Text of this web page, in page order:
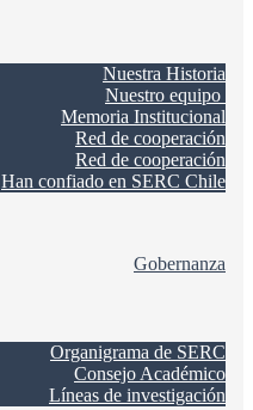
Nuestra Historia
Nuestro equipo
Memoria Institucional
Red de cooperación
Red de cooperación
Han confiado en SERC Chile
Gobernanza
Organigrama de SERC
Consejo Académico
Líneas de investigación